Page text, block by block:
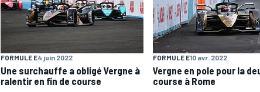
FORMULE E4 juin 2022
Une surchauffe a obligé Vergne à
ralentir en fin de course
FORMULE E10 avr. 2022
Vergne en pole pour la
course à Rome